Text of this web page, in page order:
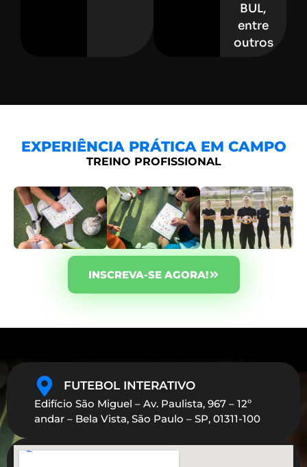
BUL,
entre
outros
EXPERIÊNCIA PRÁTICA EM CAMPO
TREINO PROFISSIONAL
INSCREVA-SE AGORA!
FUTEBOL INTERATIVO
Edifício São Miguel – Av. Paulista, 967 – 12º
andar – Bela Vista, São Paulo – SP, 01311-100